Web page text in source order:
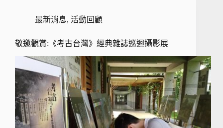
最新消息, 活動回顧
敬邀觀賞:《考古台灣》經典雜誌巡迴攝影展